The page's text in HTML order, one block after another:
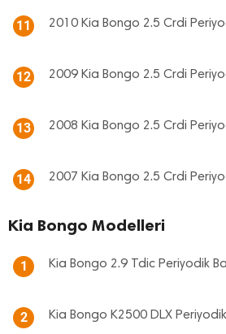
11 2010 Kia Bongo 2.5 Crdi
12 2009 Kia Bongo 2.5 Crdi
13 2008 Kia Bongo 2.5 Crdi
14 2007 Kia Bongo 2.5 Crdi
Kia Bongo Modelleri
1 Kia Bongo 2.9 Tdic Periyodik
2 Kia Bongo K2500 DLX Periyodik